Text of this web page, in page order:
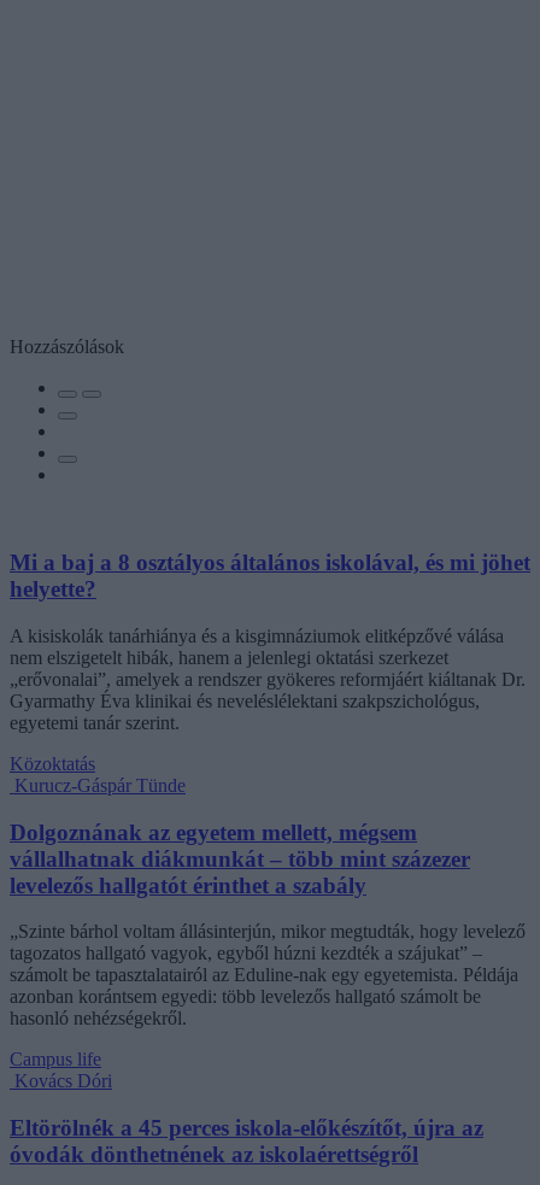
Hozzászólások
Mi a baj a 8 osztályos általános iskolával, és mi jöhet
helyette?
A kisiskolák tanárhiánya és a kisgimnáziumok elitképzővé válása
nem elszigetelt hibák, hanem a jelenlegi oktatási szerkezet
„erővonalai”, amelyek a rendszer gyökeres reformjáért kiáltanak Dr.
Gyarmathy Éva klinikai és neveléslélektani szakpszichológus,
egyetemi tanár szerint.
Közoktatás
Kurucz-Gáspár Tünde
Dolgoznának az egyetem mellett, mégsem
vállalhatnak diákmunkát – több mint százezer
levelezős hallgatót érinthet a szabály
„Szinte bárhol voltam állásinterjún, mikor megtudták, hogy levelező
tagozatos hallgató vagyok, egyből húzni kezdték a szájukat” –
számolt be tapasztalatairól az Eduline-nak egy egyetemista. Példája
azonban korántsem egyedi: több levelezős hallgató számolt be
hasonló nehézségekről.
Campus life
Kovács Dóri
Eltörölnék a 45 perces iskola-előkészítőt, újra az
óvodák dönthetnének az iskolaérettségről